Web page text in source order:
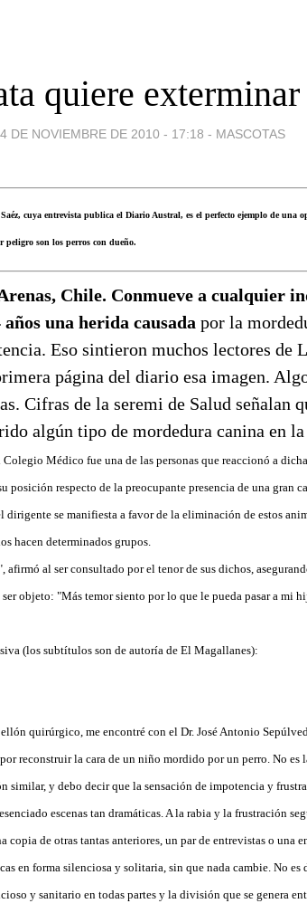
quiere exterminar
DE NOVIEMBRE DE 2010 - 17:18 - MASCOTAS
cuya entrevista publica el Diario Austral, es el perfecto ejemplo de una
peligro son los perros con dueño.
Chile. Conmueve a cualquier
una herida causada por la
Eso sintieron muchos lectores de
página del diario esa imagen.
Cifras de la seremi de Salud señalan
algún tipo de mordedura canina en
Médico fue una de las personas que reaccionó a
posición respecto de la preocupante presencia de una gran
dirigente se manifiesta a favor de la eliminación de estos
hacen determinados grupos.
afirmó al ser consultado por el tenor de sus dichos,
objeto: "Más temor siento por lo que le pueda pasar a mi
(los subtítulos son de autoría de El Magallanes):
quirúrgico, me encontré con el Dr. José Antonio
reconstruir la cara de un niño mordido por un perro. No es
y debo decir que la sensación de impotencia y
escenas tan dramáticas. A la rabia y la frustración
copia de otras tantas anteriores, un par de entrevistas o una
en forma silenciosa y solitaria, sin que nada cambie. No
y sanitario en todas partes y la división que se genera